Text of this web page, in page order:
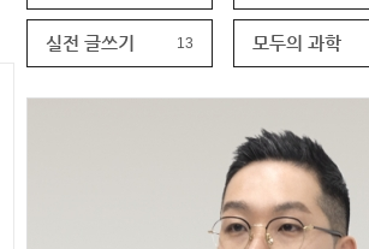
실전 글쓰기 13 모두의 과학